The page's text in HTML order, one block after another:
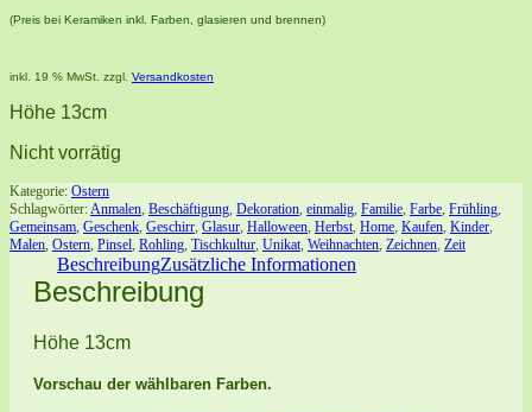
(Preis bei Keramiken inkl. Farben, glasieren und brennen)
inkl. 19 % MwSt. zzgl. Versandkosten
Höhe 13cm
Nicht vorrätig
Kategorie: Ostern
Schlagwörter:Anmalen, Beschäftigung, Dekoration, einmalig, Familie, Farbe, Frühling,
Gemeinsam, Geschenk, Geschirr, Glasur, Halloween, Herbst, Home, Kaufen, Kinder,
Malen, Ostern, Pinsel, Rohling, Tischkultur, Unikat, Weihnachten, Zeichnen, Zeit
BeschreibungZusätzliche Informationen
Beschreibung
Höhe 13cm
Vorschau der wählbaren Farben.